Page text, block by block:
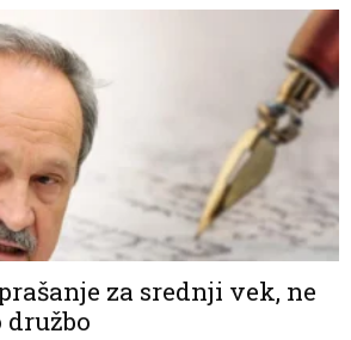
za srednji vek, ne